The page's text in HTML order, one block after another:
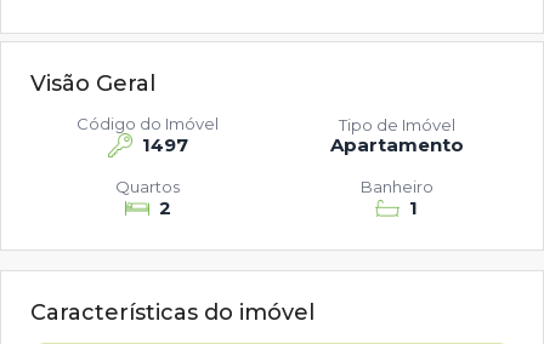
Visão Geral
1497
Código do Imóvel
Apartamento
Tipo de Imóvel
2
Quartos
1
Banheiro
Características do imóvel